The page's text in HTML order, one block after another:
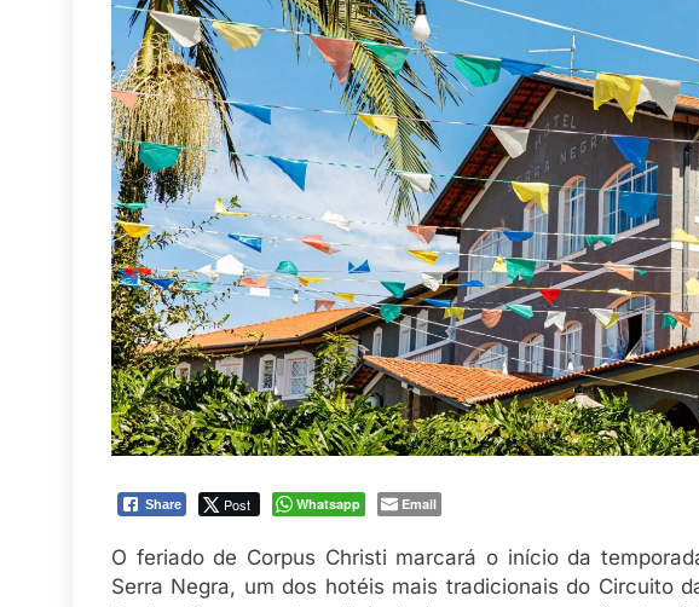
Share Post Whatsapp Email
O feriado de Corpus Christi marcará o início da
Serra Negra, um dos hotéis mais tradicionais do Circuito